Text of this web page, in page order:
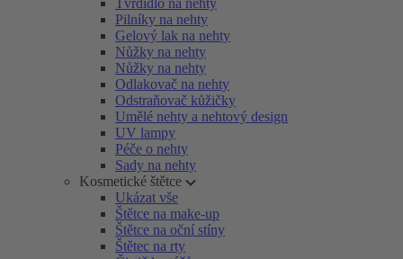
Tvrdidlo na nehty
Pilníky na nehty
Gelový lak na nehty
Nůžky na nehty
Nůžky na nehty
Odlakovač na nehty
Odstraňovač kůžičky
Umělé nehty a nehtový design
UV lampy
Péče o nehty
Sady na nehty
Kosmetické štětce
Ukázat vše
Štětce na make-up
Štětce na oční stíny
Štětec na rty